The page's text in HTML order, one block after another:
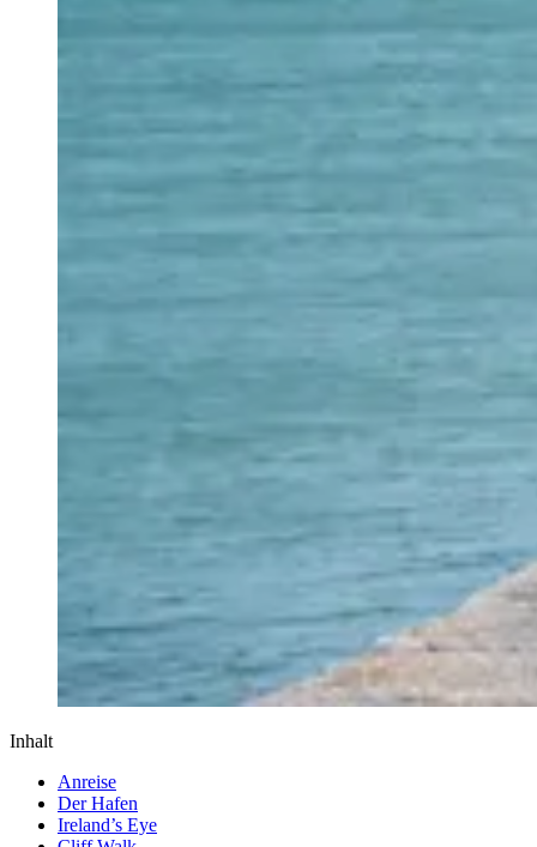
Inhalt
Anreise
Der Hafen
Ireland’s Eye